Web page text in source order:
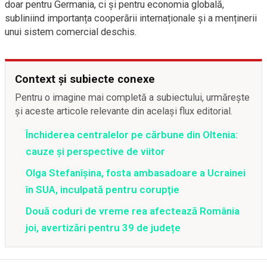
doar pentru Germania, ci și pentru economia globală,
subliniind importanța cooperării internaționale și a menținerii
unui sistem comercial deschis.
Context și subiecte conexe
Pentru o imagine mai completă a subiectului, urmărește
și aceste articole relevante din același flux editorial.
Închiderea centralelor pe cărbune din Oltenia:
cauze și perspective de viitor
Olga Stefanîşina, fosta ambasadoare a Ucrainei
în SUA, inculpată pentru corupţie
Două coduri de vreme rea afectează România
joi, avertizări pentru 39 de județe